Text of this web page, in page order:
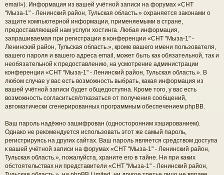
email»). Информация из вашей учётной записи на форумах «СНТ
"Мыза-1" - Ленинский район, Тульская область.» охраняется законами о
защите компьютерной информации, применяемыми в стране,
предоставляющей нам услуги хостинга. Любая информация,
запрашиваемая при регистрации в конференции «СНТ "Мыза-1" -
Ленинский район, Тульская область.», кроме вашего имени пользователя,
вашего пароля и вашего адреса email, может быть как обязательной, так и
необязательной к предоставлению, на усмотрение администрации
конференции «СНТ "Мыза-1" - Ленинский район, Тульская область.». В
любом случае у вас есть возможность выбрать, какая информация из
вашей учётной записи будет общедоступна. Кроме того, у вас есть
возможность согласиться/отказаться от получения сообщений,
автоматически сгенерированных программным обеспечением phpBB.
Ваш пароль надёжно зашифрован (односторонним хэшированием).
Однако не рекомендуется использовать этот же самый пароль,
регистрируясь на других сайтах. Ваш пароль является средством доступа
к вашей учётной записи на форумах «СНТ "Мыза-1" - Ленинский район,
Тульская область.», пожалуйста, храните его в тайне. Ни при каких
обстоятельствах ни представители «СНТ "Мыза-1" - Ленинский район,